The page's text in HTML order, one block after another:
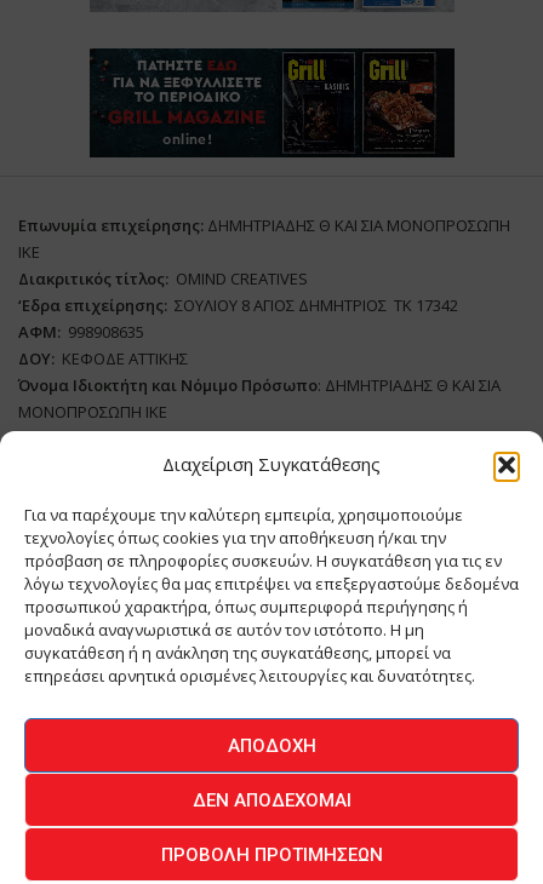
Διαχείριση Συγκατάθεσης
Για να παρέχουμε την καλύτερη εμπειρία, χρησιμοποιούμε
τεχνολογίες όπως cookies για την αποθήκευση ή/και την
πρόσβαση σε πληροφορίες συσκευών. Η συγκατάθεση για τις εν
λόγω τεχνολογίες θα μας επιτρέψει να επεξεργαστούμε δεδομένα
προσωπικού χαρακτήρα, όπως συμπεριφορά περιήγησης ή
μοναδικά αναγνωριστικά σε αυτόν τον ιστότοπο. Η μη
συγκατάθεση ή η ανάκληση της συγκατάθεσης, μπορεί να
επηρεάσει αρνητικά ορισμένες λειτουργίες και δυνατότητες.
ΑΠΟΔΟΧΉ
ΔΕΝ ΑΠΟΔΈΧΟΜΑΙ
ΠΡΟΒΟΛΉ ΠΡΟΤΙΜΉΣΕΩΝ
Επωνυμία επιχείρησης: ΔΗΜΗΤΡΙΑΔΗΣ Θ ΚΑΙ ΣΙΑ ΜΟΝΟΠΡΟΣΩΠΗ
ΙΚΕ
Διακριτικός τίτλος: ΟΜΙΝD CREATIVES
‘Eδρα επιχείρησης: ΣΟΥΛΙΟΥ 8 ΑΓΙΟΣ ΔΗΜΗΤΡΙΟΣ ΤΚ 17342
ΑΦΜ: 998908635
ΔΟΥ: ΚΕΦΟΔΕ ΑΤΤΙΚΗΣ
Όνομα Ιδιοκτήτη και Νόμιμο Πρόσωπο: ΔΗΜΗΤΡΙΑΔΗΣ Θ ΚΑΙ ΣΙΑ
ΜΟΝΟΠΡΟΣΩΠΗ ΙΚΕ
Διευθυντής Σύνταξης:ΑΘΑΝΑΣΙΟΣ ΑΝΤΩΝΙΟΥ
ΔικαιούχοςDomain:ΔΗΜΗΤΡΙΑΔΗΣ Θ ΚΑΙ ΣΙΑ ΜΟΝΟΠΡΟΣΩΠΗ ΙΚΕ
Διευθυντής: ΕΥΘΥΜΙΑΤΟΥ ΜΑΡΙΑ
Διαχειριστής:
ΕΥΘΥΜΙΑΤΟΥ ΜΑΡΙΑ
Δήλωση Συμμόρφωσης
ΕΠΙΚΟΙΝΩΝΙΑ
© 2026 - All Rights Reserved -Πολιτική Απορρήτου